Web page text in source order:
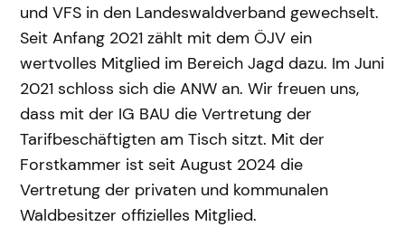
und VFS in den Landeswaldverband gewechselt.
Seit Anfang 2021 zählt mit dem ÖJV ein
wertvolles Mitglied im Bereich Jagd dazu. Im Juni
2021 schloss sich die ANW an. Wir freuen uns,
dass mit der IG BAU die Vertretung der
Tarifbeschäftigten am Tisch sitzt. Mit der
Forstkammer ist seit August 2024 die
Vertretung der privaten und kommunalen
Waldbesitzer offizielles Mitglied.